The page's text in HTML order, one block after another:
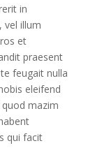
in
vel illum
et
praesent
feugait nulla
eleifend
mazim
qui facit